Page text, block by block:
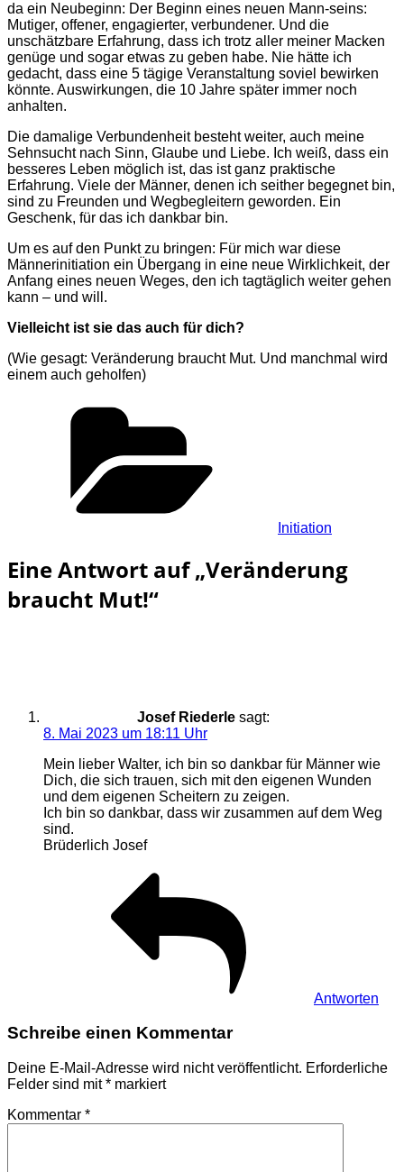
da ein Neubeginn: Der Beginn eines neuen Mann-seins:
Mutiger, offener, engagierter, verbundener. Und die
unschätzbare Erfahrung, dass ich trotz aller meiner Macken
genüge und sogar etwas zu geben habe. Nie hätte ich
gedacht, dass eine 5 tägige Veranstaltung soviel bewirken
könnte. Auswirkungen, die 10 Jahre später immer noch
anhalten.
Die damalige Verbundenheit besteht weiter, auch meine
Sehnsucht nach Sinn, Glaube und Liebe. Ich weiß, dass ein
besseres Leben möglich ist, das ist ganz praktische
Erfahrung. Viele der Männer, denen ich seither begegnet bin,
sind zu Freunden und Wegbegleitern geworden. Ein
Geschenk, für das ich dankbar bin.
Um es auf den Punkt zu bringen: Für mich war diese
Männerinitiation ein Übergang in eine neue Wirklichkeit, der
Anfang eines neuen Weges, den ich tagtäglich weiter gehen
kann – und will.
Vielleicht ist sie das auch für dich?
(Wie gesagt: Veränderung braucht Mut. Und manchmal wird
einem auch geholfen)
Initiation
Eine Antwort auf „Veränderung
braucht Mut!“
Josef Riederle sagt:
8. Mai 2023 um 18:11 Uhr
Mein lieber Walter, ich bin so dankbar für Männer wie
Dich, die sich trauen, sich mit den eigenen Wunden
und dem eigenen Scheitern zu zeigen.
Ich bin so dankbar, dass wir zusammen auf dem Weg
sind.
Brüderlich Josef
Antworten
Schreibe einen Kommentar
Deine E-Mail-Adresse wird nicht veröffentlicht. Erforderliche
Felder sind mit* markiert
Kommentar *